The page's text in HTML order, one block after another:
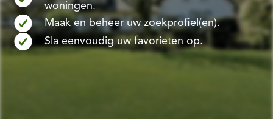
woningen.
Maak en beheer uw zoekprofiel(en).
Sla eenvoudig uw favorieten op.